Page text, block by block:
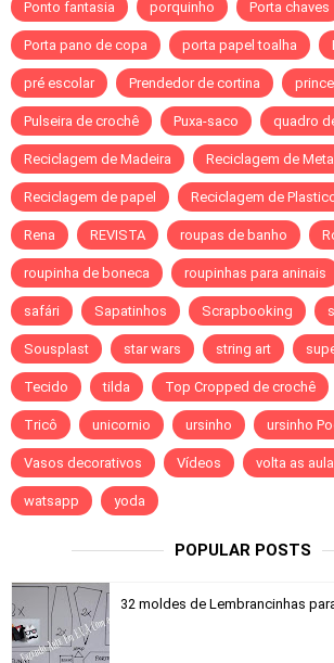
Ponto fantasia porquinho Porta chaves
Porta pano de copa porta papel toalha
pré escolar Prendedor de cortina
Pulseira de crochê Puxa-saco quadro
Reciclagem de Madeira Reciclagem de Metal
Reciclagem de papel Reciclagem de
Rena REVISTA roupas de banho
roupinha de boneca roupinhas para aninais
safári Sapatinhos Scrapbooking
Sousplast star wars string art
Tecido tilda Top Cropped de crochê
Tricô unicornio ursinho ursinho
Vasos decorativos Vídeos volta as
watsapp yoda
POPULAR POSTS
32 moldes de Lembrancinhas